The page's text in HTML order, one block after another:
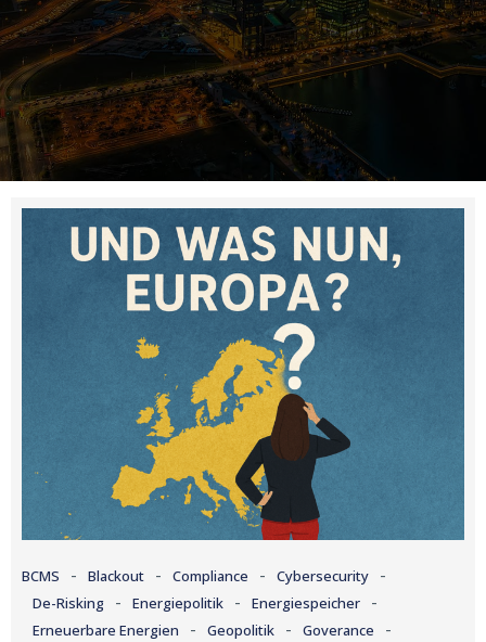
BCMS - Blackout - Compliance - Cybersecurity -
De-Risking - Energiepolitik - Energiespeicher -
Erneuerbare Energien - Geopolitik - Goverance -